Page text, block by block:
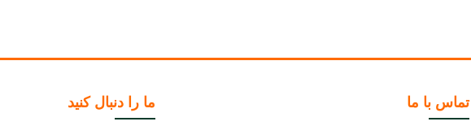
تماس با ما ما را دنبال کنید